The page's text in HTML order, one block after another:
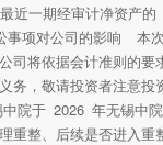
近一期经审计净资
项对公司的影响 本
司将依据会计准则的
务，敬请投资者注意
院于 2026 年无锡中
重整、后续是否进入